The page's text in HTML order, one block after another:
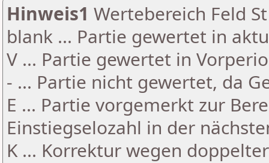
Hinweis1 Wertebereich Feld
blank ... Partie gewertet in
V ... Partie gewertet in
- ... Partie nicht gewertet, da
E ... Partie vorgemerkt zur
Einstiegselozahl in der
K ... Korrektur wegen